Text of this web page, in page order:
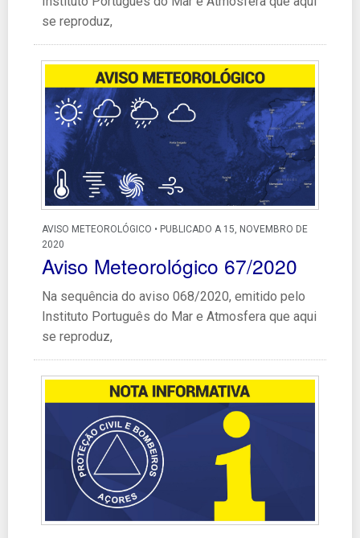
se reproduz,
AVISO METEOROLÓGICO • PUBLICADO A 15, NOVEMBRO DE
2020
Aviso Meteorológico 67/2020
Na sequência do aviso 068/2020, emitido pelo
Instituto Português do Mar e Atmosfera que aqui
se reproduz,